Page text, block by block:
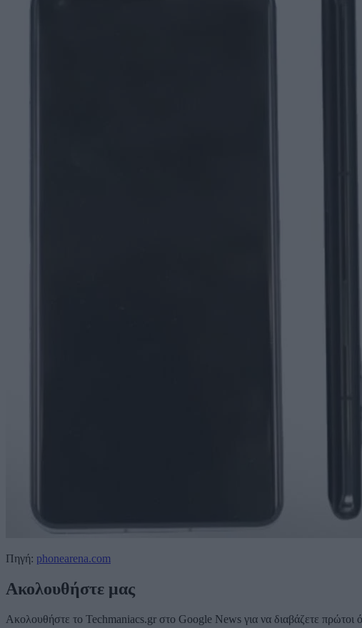
Πηγή: phonearena.com
Ακολουθήστε μας
Ακολουθήστε το Techmaniacs.gr στο Google News για να διαβάζετε